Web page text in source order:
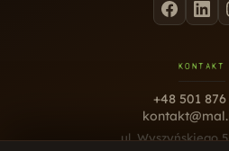
KONTAKT
+48 501 876
ul. Wyszyńskiego